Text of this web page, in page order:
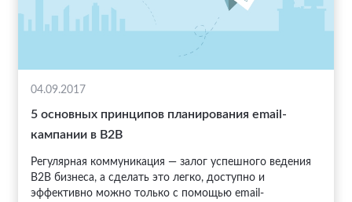
04.09.2017
5 основных принципов планирования email-
кампании в В2В
Регулярная коммуникация — залог успешного ведения
В2В бизнеса, а сделать это легко, доступно и
эффективно можно только с помощью email-